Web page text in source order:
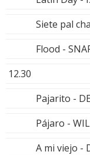
Siete pal
Flood -
12.30
Pajarito -
Pájaro -
A mi viejo -